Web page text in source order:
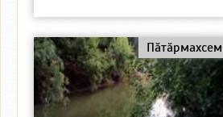
Пӑтӑрмахсем